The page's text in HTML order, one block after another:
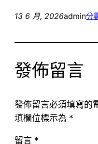
13 6 月, 2026admin分
發佈留言
發佈留言必須填寫的
填欄位標示為 *
留言 *